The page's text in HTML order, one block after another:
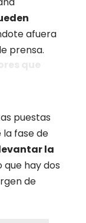
afuera
prensa.
puestas
la fase de
la
que hay dos
de